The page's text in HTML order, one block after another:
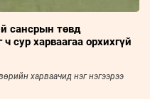
сансрын төвд
сур харваагаа орхихгүй
харваачид нэг нэгээрээ